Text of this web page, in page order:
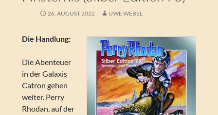
26. AUGUST 2022 UWE WEBEL
Die Handlung:
Die Abenteuer
in der Galaxis
Catron gehen
weiter. Perry
Rhodan, auf der